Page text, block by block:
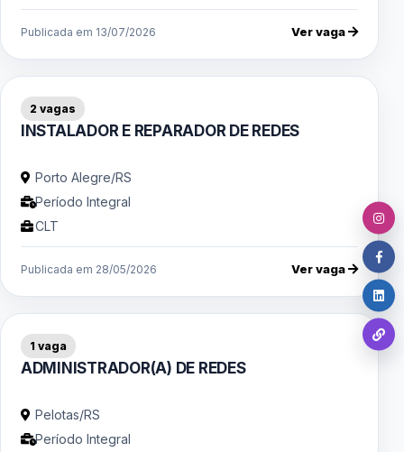
Publicada em 13/07/2026 Ver vaga
2 vagas
INSTALADOR E REPARADOR DE REDES
Porto Alegre/RS
Período Integral
CLT
Publicada em 28/05/2026 Ver vaga
1 vaga
ADMINISTRADOR(A) DE REDES
Pelotas/RS
Período Integral